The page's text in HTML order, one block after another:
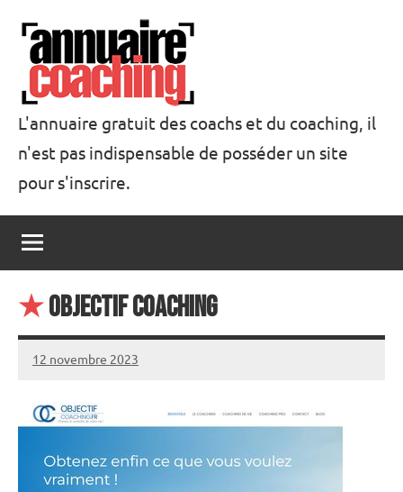
contenu
Annuaire
Coaching
L'annuaire gratuit des coachs et du coaching, il
n'est pas indispensable de posséder un site
pour s'inscrire.
★Objectif Coaching
12 novembre 2023
annuairecoaching